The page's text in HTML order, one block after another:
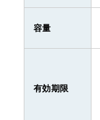
容量
有効期限